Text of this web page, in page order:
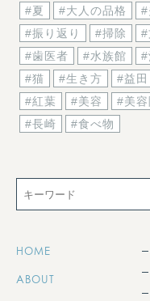
#夏
#大人の品格 #
#振り返り
#掃除 #
#歯医者
#水族館 #
#猫
#生き方 #益田
#紅葉
#美容 #美容
#長崎
#食べ物
HOME
ABOUT